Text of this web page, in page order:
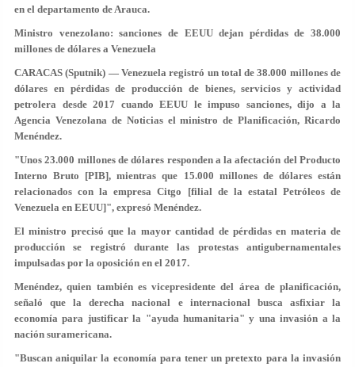
en el departamento de Arauca.
Ministro venezolano: sanciones de EEUU dejan pérdidas de 38.000
millones de dólares a Venezuela
CARACAS (Sputnik) — Venezuela registró un total de 38.000 millones de
dólares en pérdidas de producción de bienes, servicios y actividad
petrolera desde 2017 cuando EEUU le impuso sanciones, dijo a la
Agencia Venezolana de Noticias el ministro de Planificación, Ricardo
Menéndez.
"Unos 23.000 millones de dólares responden a la afectación del Producto
Interno Bruto [PIB], mientras que 15.000 millones de dólares están
relacionados con la empresa Citgo [filial de la estatal Petróleos de
Venezuela en EEUU]", expresó Menéndez.
El ministro precisó que la mayor cantidad de pérdidas en materia de
producción se registró durante las protestas antigubernamentales
impulsadas por la oposición en el 2017.
Menéndez, quien también es vicepresidente del área de planificación,
señaló que la derecha nacional e internacional busca asfixiar la
economía para justificar la "ayuda humanitaria" y una invasión a la
nación suramericana.
"Buscan aniquilar la economía para tener un pretexto para la invasión